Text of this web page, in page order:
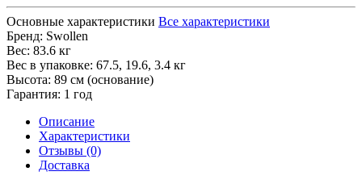
Основные характеристики Все характеристики
Бренд: Swollen
Вес: 83.6 кг
Вес в упаковке: 67.5, 19.6, 3.4 кг
Высота: 89 см (основание)
Гарантия: 1 год
Описание
Характеристики
Отзывы (0)
Доставка